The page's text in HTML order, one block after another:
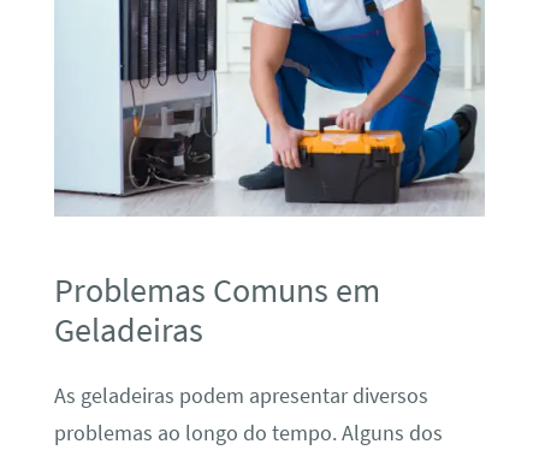
Problemas Comuns em
Geladeiras
As geladeiras podem apresentar diversos
problemas ao longo do tempo. Alguns dos